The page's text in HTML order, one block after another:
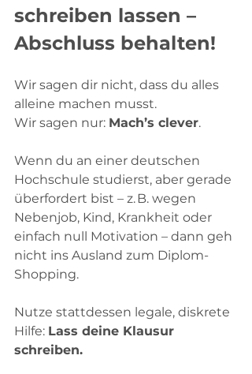
schreiben lassen –
Abschluss behalten!
Wir sagen dir nicht, dass du alles
alleine machen musst.
Wir sagen nur: Mach’s clever.
Wenn du an einer deutschen
Hochschule studierst, aber gerade
überfordert bist – z. B. wegen
Nebenjob, Kind, Krankheit oder
einfach null Motivation – dann geh
nicht ins Ausland zum Diplom-
Shopping.
Nutze stattdessen legale, diskrete
Hilfe: Lass deine Klausur
schreiben.